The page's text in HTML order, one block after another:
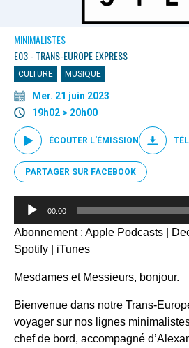
MINIMALISTES
E03 - TRANS-EUROPE EXPRESS
CULTURE MUSIQUE
Mer. 21 juin 2023
19h02 > 20h00
ÉCOUTER L'ÉMISSION
PARTAGER SUR FACEBOOK
Lecteur
00:00
Abonnement : Apple Podcasts
Spotify
iTunes
Mesdames et Messieurs, bonjour.
Bienvenue dans notre Trans-
voyager sur nos lignes
chef de bord, accompagné